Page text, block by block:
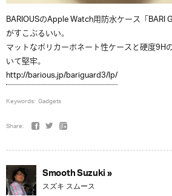
BARIOUSのApple Watch用防水ケース「BARI
がすこぶるいい。
マットなポリカーボネート性ケースと硬度9H
いて堅牢。
http://barious.jp/bariguard3/lp/
Keywords: Gadgets
Share:
Smooth Suzuki »
スズキ スムース